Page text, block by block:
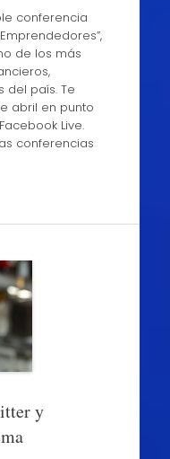
conferencia
de los más
del país. Te
abril en punto
Live.
conferencias
y